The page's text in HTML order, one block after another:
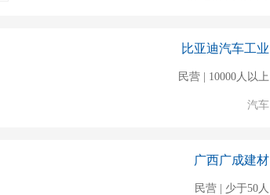
比亚迪汽车工业
民营 | 10000人以上
汽车
广西广成建材
民营 | 少于50人